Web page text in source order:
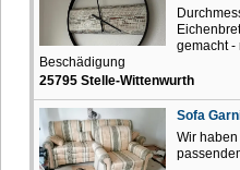
gemacht -
Beschädigung
25795 Stelle-Wittenwurth
Sofa
Wir